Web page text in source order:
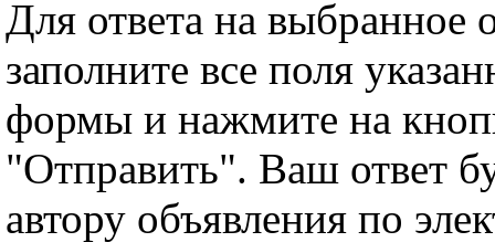
Для ответа на выбранное
заполните все поля
формы и нажмите на
"Отправить". Ваш ответ
автору объявления по